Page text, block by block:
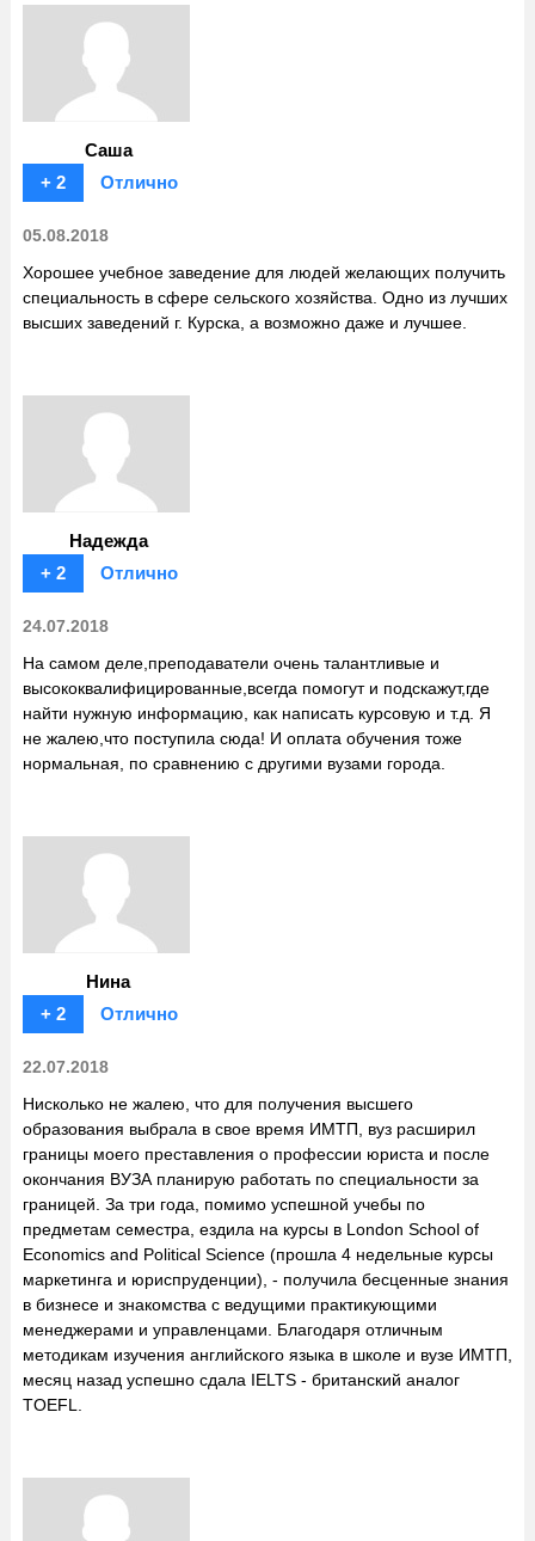
Саша
+ 2
Отлично
05.08.2018
Хорошее учебное заведение для людей желающих получить
специальность в сфере сельского хозяйства. Одно из лучших
высших заведений г. Курска, а возможно даже и лучшее.
Надежда
+ 2
Отлично
24.07.2018
На самом деле,преподаватели очень талантливые и
высококвалифицированные,всегда помогут и подскажут,где
найти нужную информацию, как написать курсовую и т.д. Я
не жалею,что поступила сюда! И оплата обучения тоже
нормальная, по сравнению с другими вузами города.
Нина
+ 2
Отлично
22.07.2018
Нисколько не жалею, что для получения высшего
образования выбрала в свое время ИМТП, вуз расширил
границы моего преставления о профессии юриста и после
окончания ВУЗА планирую работать по специальности за
границей. За три года, помимо успешной учебы по
предметам семестра, ездила на курсы в London School of
Economics and Political Science (прошла 4 недельные курсы
маркетинга и юриспруденции), - получила бесценные знания
в бизнесе и знакомства с ведущими практикующими
менеджерами и управленцами. Благодаря отличным
методикам изучения английского языка в школе и вузе ИМТП,
месяц назад успешно сдала IELTS - британский аналог
TOEFL.